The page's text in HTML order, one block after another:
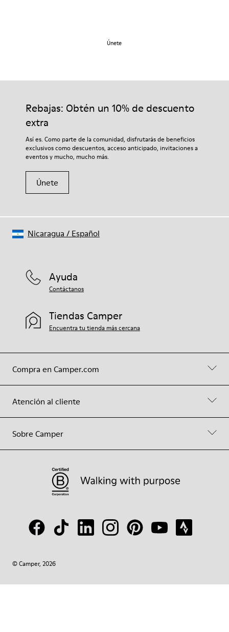
Únete
Rebajas: Obtén un 10% de descuento
extra
Así es. Como parte de la comunidad, disfrutarás de beneficios
exclusivos como descuentos, acceso anticipado, invitaciones a
eventos y mucho, mucho más.
Únete
Compra en Camper.com
Atención al cliente
Sobre Camper
Ayuda
Contáctanos
Tiendas Camper
Encuentra tu tienda más cercana
© Camper, 2026
Nicaragua / Español